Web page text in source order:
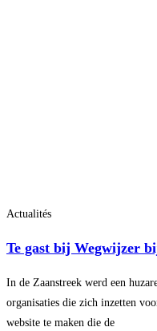
Actualités
Te gast bij Wegwijzer
In de Zaanstreek werd een
organisaties die zich inzetten
website te maken die de